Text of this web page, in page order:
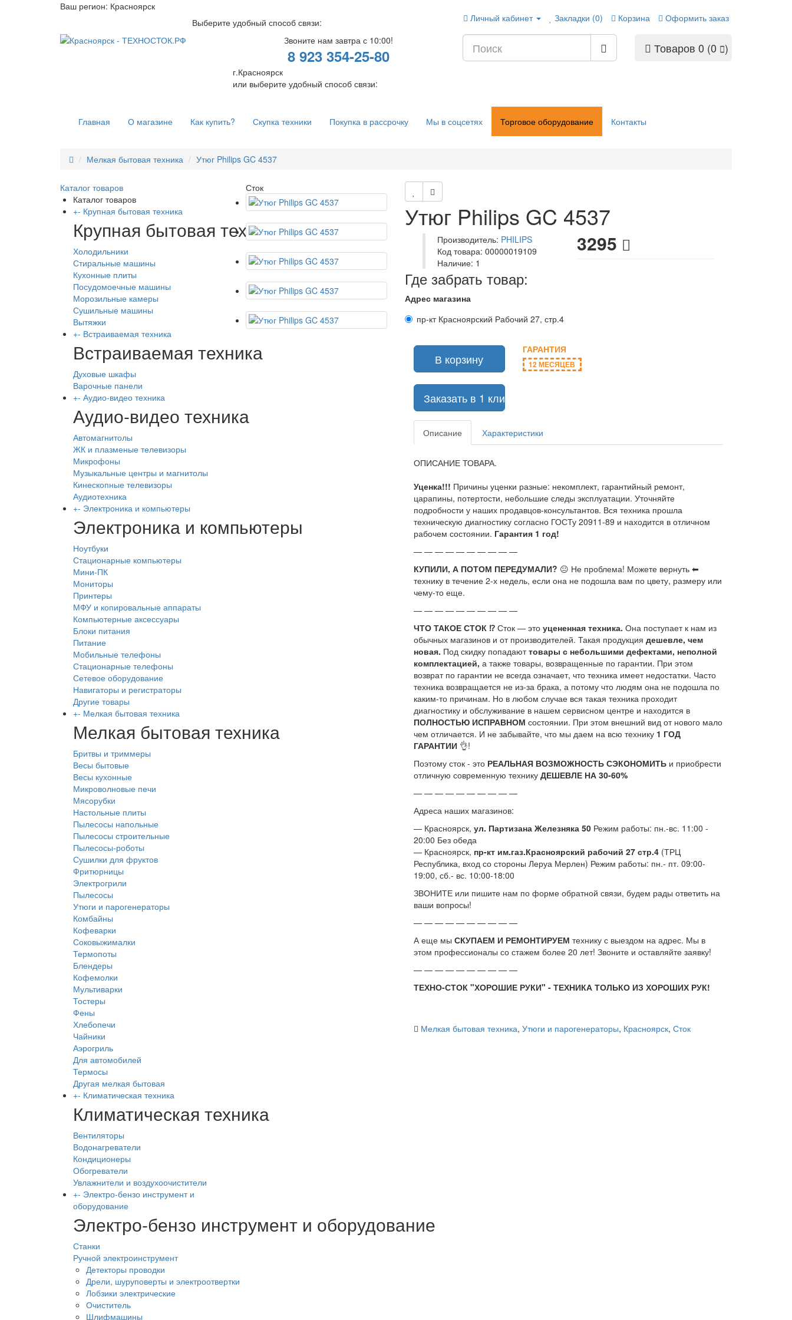
Ваш регион: Красноярск
Личный кабинет
Закладки (0) Корзина Оформить заказ
Выберите удобный способ связи:
Звоните нам завтра с 10:00!
8 923 354-25-80
г.Красноярск
или выберите удобный способ связи:
Товаров 0 (0 )
Главная О магазине Как купить? Скупка техники Покупка в рассрочку Мы в соцсетях Торговое оборудование Контакты
Мелкая бытовая техника Утюг Philips GC 4537
Каталог товаров
Каталог товаров
+- Крупная бытовая техника
Крупная бытовая техника
Холодильники
Стиральные машины
Кухонные плиты
Посудомоечные машины
Морозильные камеры
Сушильные машины
Вытяжки
+- Встраиваемая техника
Встраиваемая техника
Духовые шкафы
Варочные панели
+- Аудио-видео техника
Аудио-видео техника
Автомагнитолы
ЖК и плазменые телевизоры
Микрофоны
Музыкальные центры и магнитолы
Кинескопные телевизоры
Аудиотехника
+- Электроника и компьютеры
Электроника и компьютеры
Ноутбуки
Стационарные компьютеры
Мини-ПК
Мониторы
Принтеры
МФУ и копировальные аппараты
Компьютерные аксессуары
Блоки питания
Питание
Мобильные телефоны
Стационарные телефоны
Сетевое оборудование
Навигаторы и регистраторы
Другие товары
+- Мелкая бытовая техника
Мелкая бытовая техника
Бритвы и триммеры
Весы бытовые
Весы кухонные
Микроволновые печи
Мясорубки
Настольные плиты
Пылесосы напольные
Пылесосы строительные
Пылесосы-роботы
Сушилки для фруктов
Фритюрницы
Электрогрили
Пылесосы
Утюги и парогенераторы
Комбайны
Кофеварки
Соковыжималки
Термопоты
Блендеры
Кофемолки
Мультиварки
Тостеры
Фены
Хлебопечи
Чайники
Аэрогриль
Для автомобилей
Термосы
Другая мелкая бытовая
+- Климатическая техника
Климатическая техника
Вентиляторы
Водонагреватели
Кондиционеры
Обогреватели
Увлажнители и воздухоочистители
+- Электро-бензо инструмент и
оборудование
Электро-бензо инструмент и оборудование
Станки
Ручной электроинструмент
Детекторы проводки
Дрели, шуруповерты и электроотвертки
Лобзики электрические
Очиститель
Шлифмашины
Сток
Утюг Philips GC 4537
Производитель: PHILIPS
Код товара: 00000019109
Наличие: 1
3295
Где забрать товар:
Адрес магазина
пр-кт Красноярский Рабочий 27, стр.4
В корзину
ГАРАНТИЯ
12 МЕСЯЦЕВ
Описание Характеристики
ОПИСАНИЕ ТОВАРА.
Уценка!!! Причины уценки разные: некомплект, гарантийный ремонт,
царапины, потертости, небольшие следы эксплуатации. Уточняйте
подробности у наших продавцов-консультантов. Вся техника прошла
техническую диагностику согласно ГОСТу 20911-89 и находится в отличном
рабочем состоянии. Гарантия 1 год!
— — — — — — — — — —
КУПИЛИ, А ПОТОМ ПЕРЕДУМАЛИ? 😐 Не проблема! Можете вернуть ⬅
технику в течение 2-х недель, если она не подошла вам по цвету, размеру или
чему-то еще.
— — — — — — — — — —
ЧТО ТАКОЕ СТОК ⁉Сток — это уцененная техника. Она поступает к нам из
обычных магазинов и от производителей. Такая продукция дешевле, чем
новая. Под скидку попадаюттовары с небольшими дефектами, неполной
комплектацией, а также товары, возвращенные по гарантии. При этом
возврат по гарантии не всегда означает, что техника имеет недостатки. Часто
техника возвращается не из-за брака, а потому что людям она не подошла по
каким-то причинам. Но в любом случае вся такая техника проходит
диагностику и обслуживание в нашем сервисном центре и находится в
ПОЛНОСТЬЮ ИСПРАВНОМ состоянии. При этом внешний вид от нового мало
чем отличается. И не забывайте, что мы даем на всю технику 1 ГОД
ГАРАНТИИ👌!
Поэтому сток - это РЕАЛЬНАЯ ВОЗМОЖНОСТЬ СЭКОНОМИТЬи приобрести
отличную современную технику ДЕШЕВЛЕ НА 30-60%
— — — — — — — — — —
Адреса наших магазинов:
— Красноярск, ул. Партизана Железняка 50Режим работы: пн.-вс. 11:00 -
20:00 Без обеда
— Красноярск, пр-кт им.газ.Красноярский рабочий 27 стр.4(ТРЦ
Республика, вход со стороны Леруа Мерлен) Режим работы: пн.- пт. 09:00-
19:00, сб.- вс. 10:00-18:00
ЗВОНИТЕ или пишите нам по форме обратной связи, будем рады ответить на
ваши вопросы!
— — — — — — — — — —
А еще мы СКУПАЕМ И РЕМОНТИРУЕМ технику с выездом на адрес. Мы в
этом профессионалы со стажем более 20 лет! Звоните и оставляйте заявку!
— — — — — — — — — —
ТЕХНО-СТОК "ХОРОШИЕ РУКИ" - ТЕХНИКА ТОЛЬКО ИЗ ХОРОШИХ РУК!
Мелкая бытовая техника, Утюги и парогенераторы, Красноярск, Сток